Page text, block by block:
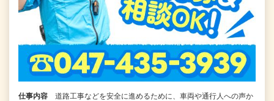
仕事内容
道路工事などを安全に進めるために、車両や通行人への声か